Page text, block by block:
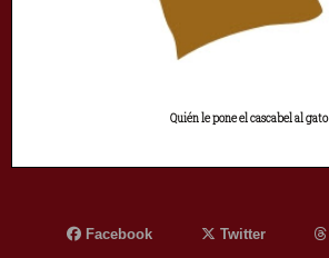
Quién le pone el cascabel al gato
Facebook Twitter